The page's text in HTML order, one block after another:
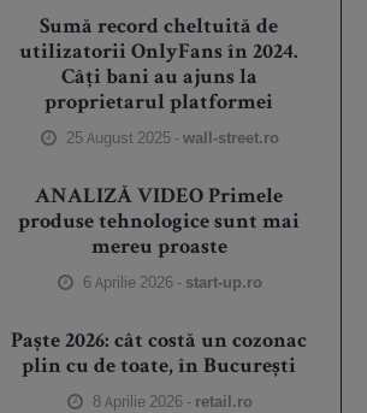
Sumă record cheltuită de
utilizatorii OnlyFans în 2024.
Câți bani au ajuns la
proprietarul platformei
25 August 2025 -wall-street.ro
ANALIZĂ VIDEO Primele
produse tehnologice sunt mai
mereu proaste
6 Aprilie 2026 - start-up.ro
Paște 2026: cât costă un cozonac
plin cu de toate, în București
8 Aprilie 2026 - retail.ro